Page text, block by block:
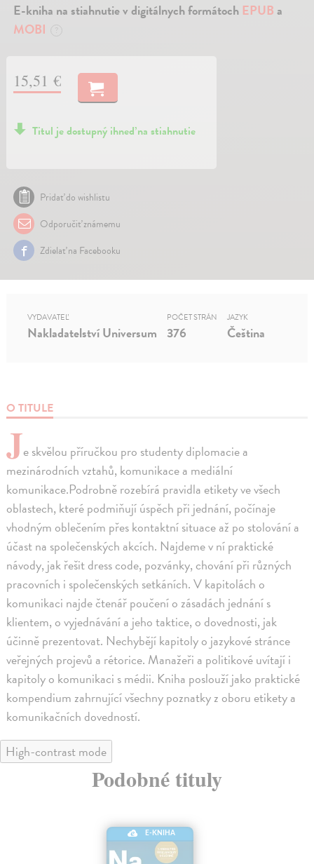
E-kniha na stiahnutie v digitálnych formátoch EPUBa
MOBI
?
15,51 €
Titul je dostupný ihneď na stiahnutie
Pridať do wishlistu
Odporučiť známemu
Zdielať na Facebooku
O TITULE
Je skvělou příručkou pro studenty diplomacie a
mezinárodních vztahů, komunikace a mediální
komunikace.Podrobně rozebírá pravidla etikety ve všech
oblastech, které podmiňují úspěch při jednání, počínaje
vhodným oblečením přes kontaktní situace až po stolování a
účast na společenských akcích. Najdeme v ní praktické
návody, jak řešit dress code, pozvánky, chování při různých
pracovních i společenských setkáních. V kapitolách o
komunikaci najde čtenář poučení o zásadách jednání s
klientem, o vyjednávání a jeho taktice, o dovednosti, jak
účinně prezentovat. Nechybějí kapitoly o jazykové stránce
veřejných projevů a rétorice. Manažeři a politikové uvítají i
kapitoly o komunikaci s médii. Kniha poslouží jako praktické
kompendium zahrnující všechny poznatky z oboru etikety a
komunikačních dovedností.
VYDAVATEĽ
Nakladatelství Universum
POČET STRÁN
376
JAZYK
Čeština
High-contrast mode
Podobné tituly
E-KNIHA